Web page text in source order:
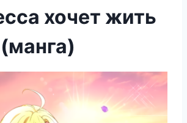
хочет жить